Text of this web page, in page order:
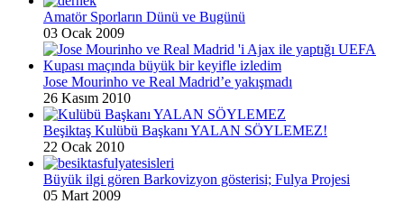
Amatör Sporların Dünü ve Bugünü
03 Ocak 2009
Jose Mourinho ve Real Madrid’e yakışmadı
26 Kasım 2010
Beşiktaş Kulübü Başkanı YALAN SÖYLEMEZ!
22 Ocak 2010
Büyük ilgi gören Barkovizyon gösterisi; Fulya Projesi
05 Mart 2009